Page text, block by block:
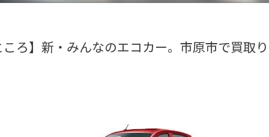
ろ】新・みんなのエコカー。市原市で買取